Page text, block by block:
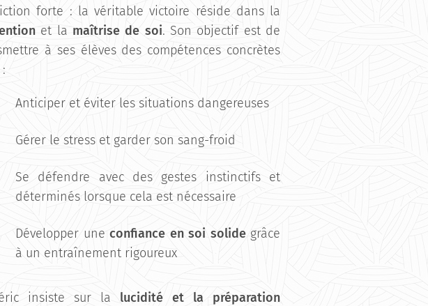
forte : la véritable victoire réside dans la
et la maîtrise de soi. Son objectif est de
à ses élèves des compétences concrètes
Anticiper et éviter les situations dangereuses
Gérer le stress et garder son sang-froid
Se défendre avec des gestes instinctifs et
déterminés lorsque cela est nécessaire
Développer une confiance en soi solidegrâce
à un entraînement rigoureux
insiste sur la lucidité et la préparation